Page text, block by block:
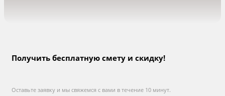
Получить бесплатную смету и скидку!
Оставьте заявку и мы свяжемся с вами в течение 10 минут.